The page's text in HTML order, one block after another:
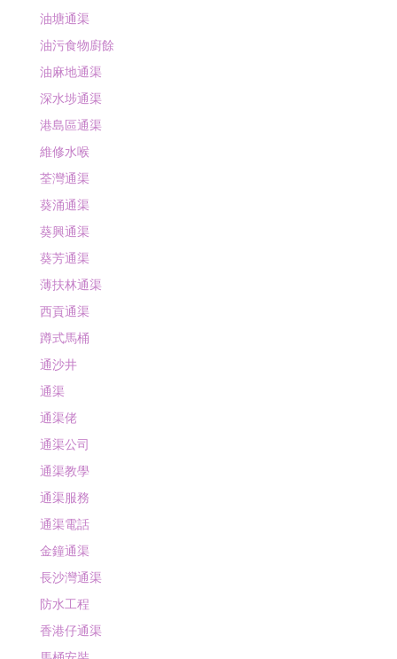
沙井
油塘通渠
油污食物廚餘
油麻地通渠
深水埗通渠
港島區通渠
維修水喉
荃灣通渠
葵涌通渠
葵興通渠
葵芳通渠
薄扶林通渠
西貢通渠
蹲式馬桶
通沙井
通渠
通渠佬
通渠公司
通渠教學
通渠服務
通渠電話
金鐘通渠
長沙灣通渠
防水工程